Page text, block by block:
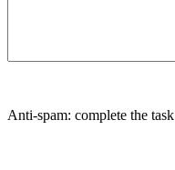
Anti-spam: complete the task